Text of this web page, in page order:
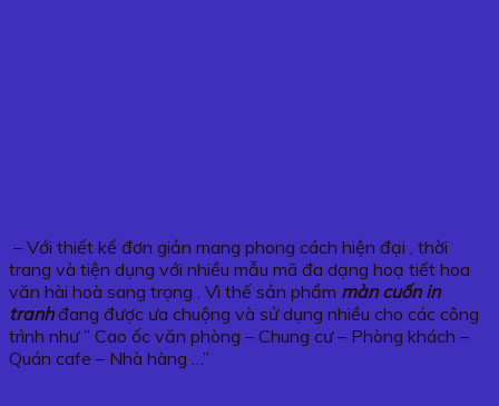
– Với thiết kế đơn giản mang phong cách hiện đại , thời
trang và tiện dụng với nhiều mẫu mã đa dạng hoạ tiết hoa
văn hài hoà sang trọng . Vì thế sản phẩm màn cuốn in
tranhđang được ưa chuộng và sử dụng nhiều cho các công
trình như ” Cao ốc văn phòng – Chung cư – Phòng khách –
Quán cafe – Nhà hàng …”